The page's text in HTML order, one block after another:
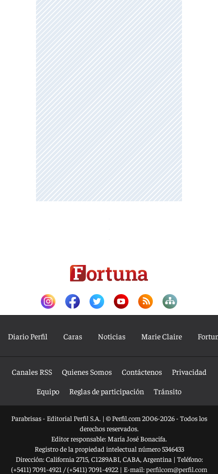
Diario Perfil Caras Noticias Marie Claire
Canales RSS Quienes Somos Contáctenos
Privacidad
Equipo
Reglas de participación Tránsito
Parabrisas - Editorial Perfil S.A. | © Perfil.com 2006-2026 - Todos los
derechos reservados.
Editor responsable: María José Bonacifa.
Registro de la propiedad intelectual número 5346433
Dirección:California 2715, C1289ABI, CABA, Argentina | Teléfono:
(+5411) 7091-4921 /(+5411) 7091-4922| E-mail:perfilcom@perfil.com